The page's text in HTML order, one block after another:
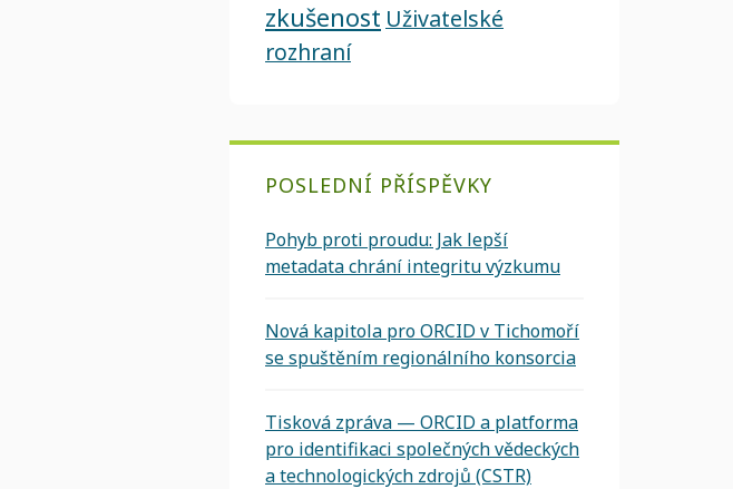
zkušenost Uživatelské
rozhraní
POSLEDNÍ PŘÍSPĚVKY
Pohyb proti proudu: Jak lepší
metadata chrání integritu výzkumu
Nová kapitola pro ORCID v Tichomoří
se spuštěním regionálního konsorcia
Tisková zpráva — ORCID a platforma
pro identifikaci společných vědeckých
a technologických zdrojů (CSTR)